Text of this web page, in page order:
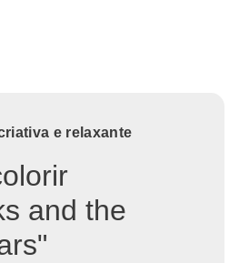
e relaxante
and the